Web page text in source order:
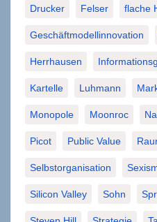
Drucker Felser flache
Geschäftmodellinnovation
Herrhausen
Kartelle Luhmann
Monopole Moonroc
Picot Public Value
Selbstorganisation
Silicon Valley Sohn